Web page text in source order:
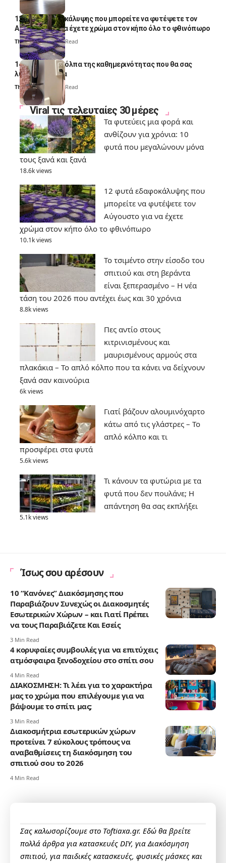
12 φυτά εδαφοκάλυψης που μπορείτε να φυτέψετε τον
Αύγουστο για να έχετε χρώμα στον κήπο όλο το φθινόπωρο
Thali Ombre7 Min Read
14 πανέξυπνα κόλπα της καθημερινότητας που θα σας
λύσουν τα χέρια
Thali Ombre 6 Min Read
Viral τις τελευταίες 30 μέρες
Τα φυτεύεις μια φορά και
ανθίζουν για χρόνια: 10
φυτά που μεγαλώνουν μόνα
τους ξανά και ξανά
18.6k views
12 φυτά εδαφοκάλυψης που
μπορείτε να φυτέψετε τον
Αύγουστο για να έχετε
χρώμα στον κήπο όλο το φθινόπωρο
10.1k views
Το τσιμέντο στην είσοδο του
σπιτιού και στη βεράντα
είναι ξεπερασμένο – Η νέα
τάση του 2026 που αντέχει έως και 30 χρόνια
8.8k views
Πες αντίο στους
κιτρινισμένους και
μαυρισμένους αρμούς στα
πλακάκια – Το απλό κόλπο που τα κάνει να δείχνουν
ξανά σαν καινούρια
6k views
Γιατί βάζουν αλουμινόχαρτο
κάτω από τις γλάστρες – Το
απλό κόλπο και τι
προσφέρει στα φυτά
5.6k views
Τι κάνουν τα φυτώρια με τα
φυτά που δεν πουλάνε; Η
απάντηση θα σας εκπλήξει
5.1k views
Ίσως σου αρέσουν
10 “Κανόνες” Διακόσμησης που
Παραβιάζουν Συνεχώς οι Διακοσμητές
Εσωτερικών Χώρων – και Γιατί Πρέπει
να τους Παραβιάζετε Και Εσείς
3 Min Read
4 κορυφαίες συμβουλές για να επιτύχεις
ατμόσφαιρα ξενοδοχείου στο σπίτι σου
4 Min Read
ΔΙΑΚΟΣΜΗΣΗ: Τι λέει για το χαρακτήρα
μας το χρώμα που επιλέγουμε για να
βάψουμε το σπίτι μας;
3 Min Read
Διακοσμήτρια εσωτερικών χώρων
προτείνει 7 εύκολους τρόπους να
αναβαθμίσεις τη διακόσμηση του
σπιτιού σου το 2026
4 Min Read
Σας καλωσορίζουμε στο Toftiaxa.gr. Εδώ θα βρείτε
πολλά άρθρα για κατασκευές DIY, για Διακόσμηση
σπιτιού, για παιδικές κατασκευές, φυσικές μάσκες και